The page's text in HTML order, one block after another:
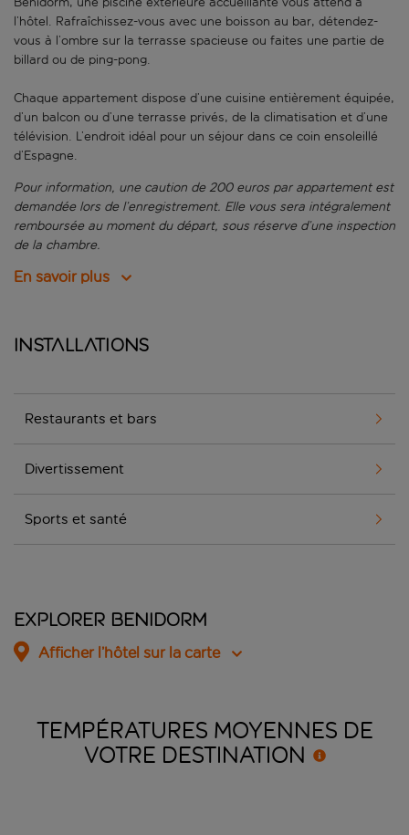
l’hôtel. Rafraîchissez-vous avec une boisson au bar, détendez-
vous à l’ombre sur la terrasse spacieuse ou faites une partie de
billard ou de ping-pong.
Chaque appartement dispose d’une cuisine entièrement équipée,
d’un balcon ou d’une terrasse privés, de la climatisation et d’une
télévision. L’endroit idéal pour un séjour dans ce coin ensoleillé
d’Espagne.
Pour information, une caution de 200 euros par appartement est
demandée lors de l’enregistrement. Elle vous sera intégralement
remboursée au moment du départ, sous réserve d’une inspection
de la chambre.
En savoir plus
Installations
Restaurants et bars
Divertissement
Sports et santé
Explorer Benidorm
Afficher l’hôtel sur la carte
TEMPÉRATURES MOYENNES DE
VOTRE DESTINATION